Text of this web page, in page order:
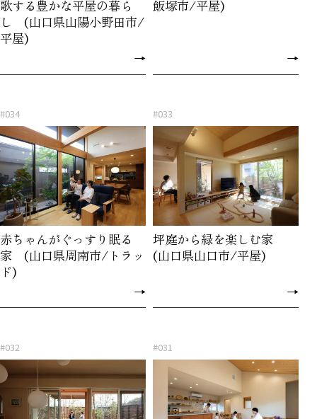
歌する豊かな平屋の暮ら
し (山口県山陽小野田市/
平屋)
→
飯塚市/平屋)
→
#034
赤ちゃんがぐっすり眠る
家 (山口県周南市/トラッ
ド)
→
#033
坪庭から緑を楽しむ家
(山口県山口市/平屋)
→
#032 #031